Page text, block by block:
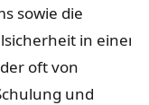
sowie die
in einem
oft von
und